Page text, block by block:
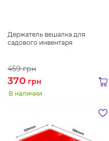
Держатель вешалка для
садового инвентаря
459грн
370 грн
В наличии